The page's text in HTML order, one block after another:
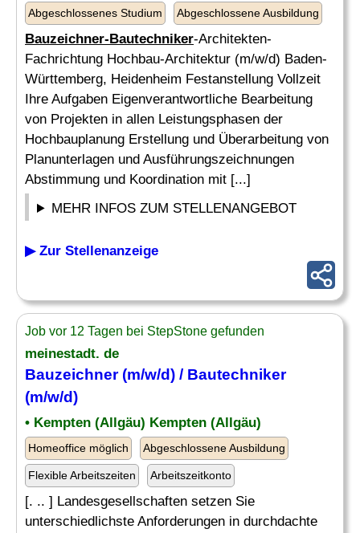
Abgeschlossenes Studium Abgeschlossene Ausbildung
Bauzeichner-Bautechniker-Architekten-
Fachrichtung Hochbau-Architektur (m/w/d) Baden-
Württemberg, Heidenheim Festanstellung Vollzeit
Ihre Aufgaben Eigenverantwortliche Bearbeitung
von Projekten in allen Leistungsphasen der
Hochbauplanung Erstellung und Überarbeitung von
Planunterlagen und Ausführungszeichnungen
Abstimmung und Koordination mit [...]
MEHR INFOS ZUM STELLENANGEBOT
▶ Zur Stellenanzeige
Job vor 12 Tagen bei StepStone gefunden
meinestadt. de
Bauzeichner(m/w/d) / Bautechniker
(m/w/d)
• Kempten (Allgäu) Kempten (Allgäu)
Homeoffice möglich Abgeschlossene Ausbildung
Flexible Arbeitszeiten Arbeitszeitkonto
[. .. ] Landesgesellschaften setzen Sie
unterschiedlichste Anforderungen in durchdachte